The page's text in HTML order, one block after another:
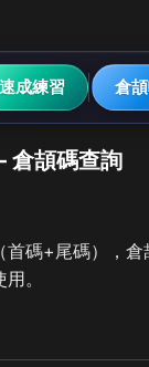
速成練習 倉
倉頡碼查詢
（首碼+尾碼），
。